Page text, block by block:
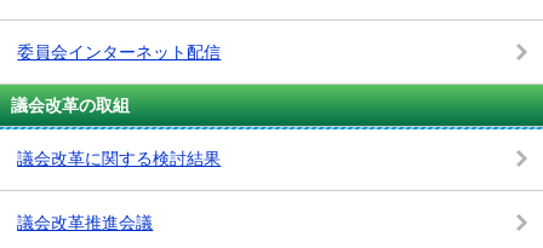
委員会インターネット配信
議会改革の取組
議会改革に関する検討結果
議会改革推進会議